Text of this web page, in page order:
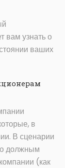
вам узнать о
ваших
в
В сценарии
должным
(как